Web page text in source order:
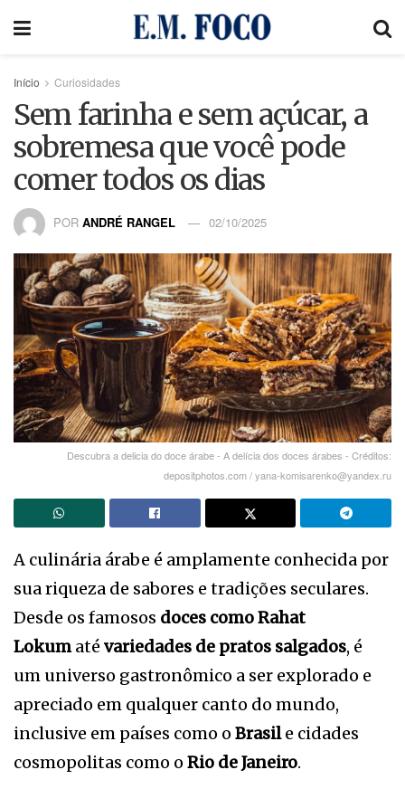
Início Curiosidades
Sem farinha e sem açúcar, a
sobremesa que você pode
comer todos os dias
POR ANDRÉ RANGEL 02/10/2025
Descubra a delicia do doce árabe - A delícia dos doces árabes - Créditos:
depositphotos.com / yana-komisarenko@yandex.ru
A culinária árabe é amplamente conhecida por
sua riqueza de sabores e tradições seculares.
Desde os famosos doces como Rahat
Lokumaté variedades de pratos salgados, é
um universo gastronômico a ser explorado e
apreciado em qualquer canto do mundo,
inclusive em países como o Brasile cidades
cosmopolitas como o Rio de Janeiro.